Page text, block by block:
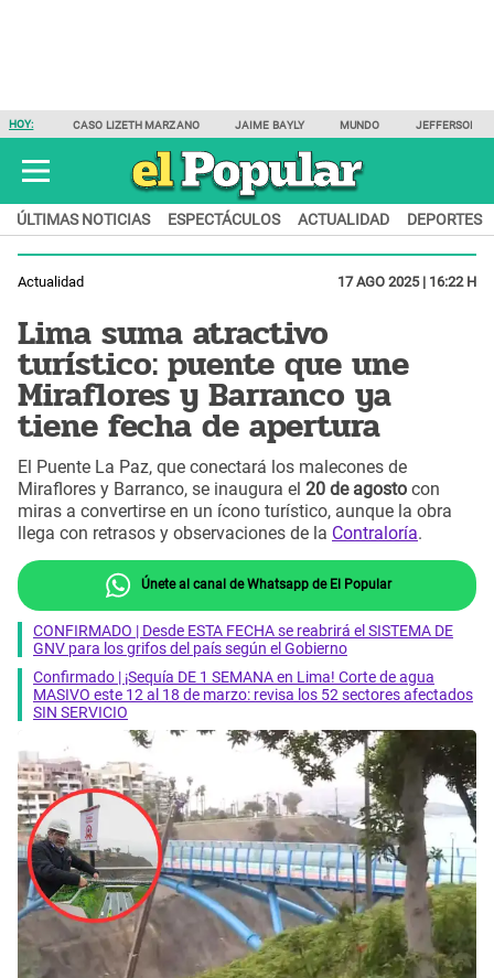
HOY: CASO LIZETH MARZANO JAIME BAYLY MUNDO JEFFERSON
ÚLTIMAS NOTICIAS ESPECTÁCULOS ACTUALIDAD DEPORTES
Actualidad 17 AGO 2025 | 16:22 H
Lima suma atractivo
turístico: puente que une
Miraflores y Barranco ya
tiene fecha de apertura
El Puente La Paz, que conectará los malecones de
Miraflores y Barranco, se inaugura el 20 de agosto con
miras a convertirse en un ícono turístico, aunque la obra
llega con retrasos y observaciones de la Contraloría.
Únete al canal de Whatsapp de El Popular
CONFIRMADO | Desde ESTA FECHA se reabrirá el SISTEMA DE
GNV para los grifos del país según el Gobierno
Confirmado | ¡Sequía DE 1 SEMANA en Lima! Corte de agua
MASIVO este 12 al 18 de marzo: revisa los 52 sectores afectados
SIN SERVICIO